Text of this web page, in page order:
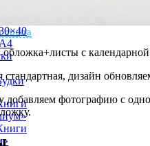
A4
с календарной
дизайн
фотографию с